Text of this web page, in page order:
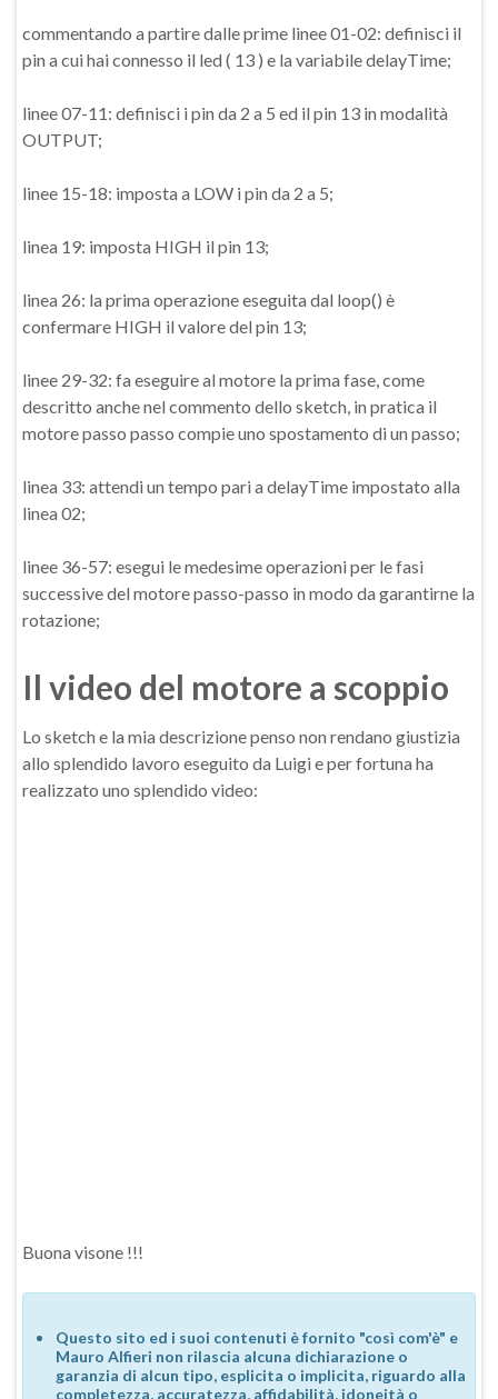
commentando a partire dalle prime linee 01-02: definisci il
pin a cui hai connesso il led ( 13 ) e la variabile delayTime;
linee 07-11: definisci i pin da 2 a 5 ed il pin 13 in modalità
OUTPUT;
linee 15-18: imposta a LOW i pin da 2 a 5;
linea 19: imposta HIGH il pin 13;
linea 26: la prima operazione eseguita dal loop() è
confermare HIGH il valore del pin 13;
linee 29-32: fa eseguire al motore la prima fase, come
descritto anche nel commento dello sketch, in pratica il
motore passo passo compie uno spostamento di un passo;
linea 33: attendi un tempo pari a delayTime impostato alla
linea 02;
linee 36-57: esegui le medesime operazioni per le fasi
successive del motore passo-passo in modo da garantirne la
rotazione;
Il video del motore a scoppio
Lo sketch e la mia descrizione penso non rendano giustizia
allo splendido lavoro eseguito da Luigi e per fortuna ha
realizzato uno splendido video:
Buona visone !!!
Questo sito ed i suoi contenuti è fornito "così com'è" e
Mauro Alfieri non rilascia alcuna dichiarazione o
garanzia di alcun tipo, esplicita o implicita, riguardo alla
completezza, accuratezza, affidabilità, idoneità o